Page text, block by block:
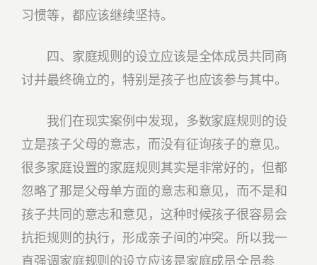
习惯等，都应该继续坚持。
四、家庭规则的设立应该是全体成员共同商
讨并最终确立的，特别是孩子也应该参与其中。
我们在现实案例中发现，多数家庭规则的设
立是孩子父母的意志，而没有征询孩子的意见。
很多家庭设置的家庭规则其实是非常好的，但都
忽略了那是父母单方面的意志和意见，而不是和
孩子共同的意志和意见，这种时候孩子很容易会
抗拒规则的执行，形成亲子间的冲突。所以我一
直强调家庭规则的设立应该是家庭成员全员参